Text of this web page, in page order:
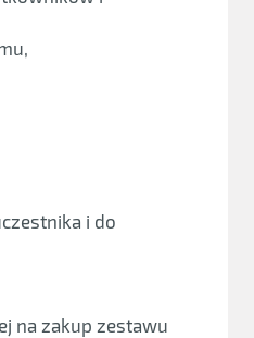
i do
na zakup zestawu